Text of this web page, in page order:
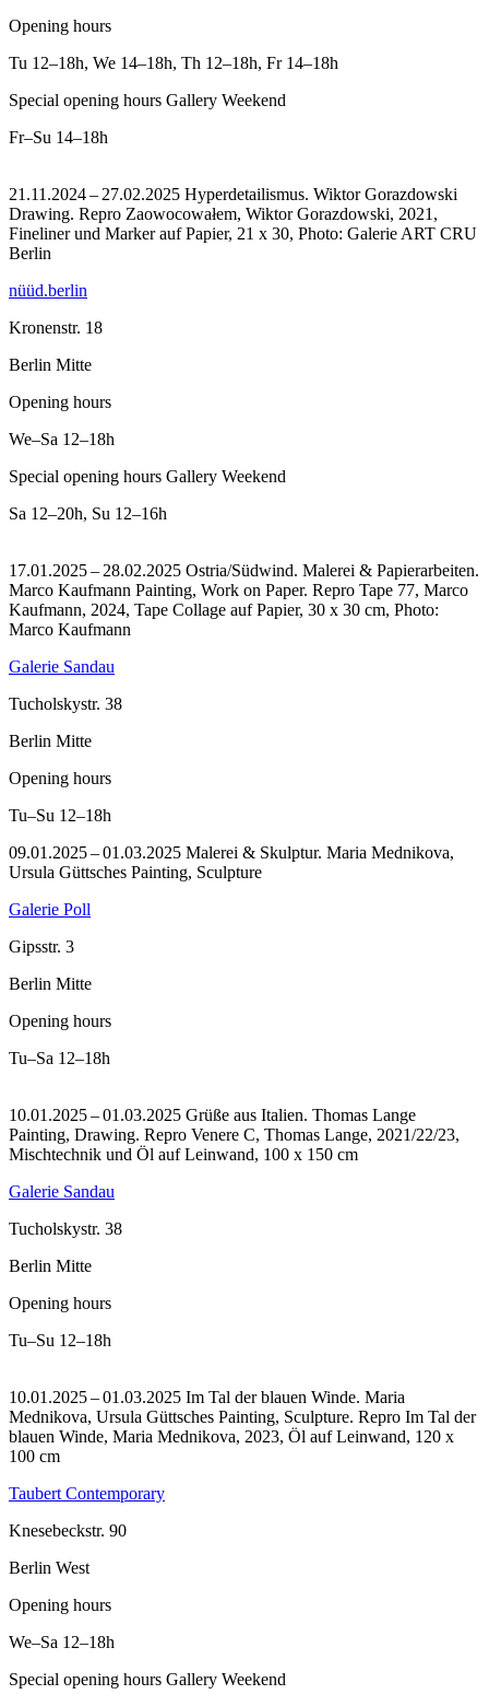
Opening hours
Tu 12–18h, We 14–18h, Th 12–18h, Fr 14–18h
Special opening hours Gallery Weekend
Fr–Su 14–18h
21.11.2024 – 27.02.2025 Hyperdetailismus. Wiktor Gorazdowski
Drawing. Repro Zaowocowałem, Wiktor Gorazdowski, 2021,
Fineliner und Marker auf Papier, 21 x 30, Photo: Galerie ART CRU
Berlin
nüüd.berlin
Kronenstr. 18
Berlin Mitte
Opening hours
We–Sa 12–18h
Special opening hours Gallery Weekend
Sa 12–20h, Su 12–16h
17.01.2025 – 28.02.2025 Ostria/Südwind. Malerei & Papierarbeiten.
Marco Kaufmann Painting, Work on Paper. Repro Tape 77, Marco
Kaufmann, 2024, Tape Collage auf Papier, 30 x 30 cm, Photo:
Marco Kaufmann
Galerie Sandau
Tucholskystr. 38
Berlin Mitte
Opening hours
Tu–Su 12–18h
09.01.2025 – 01.03.2025 Malerei & Skulptur. Maria Mednikova,
Ursula Güttsches Painting, Sculpture
Galerie Poll
Gipsstr. 3
Berlin Mitte
Opening hours
Tu–Sa 12–18h
10.01.2025 – 01.03.2025 Grüße aus Italien. Thomas Lange
Painting, Drawing. Repro Venere C, Thomas Lange, 2021/22/23,
Mischtechnik und Öl auf Leinwand, 100 x 150 cm
Galerie Sandau
Tucholskystr. 38
Berlin Mitte
Opening hours
Tu–Su 12–18h
10.01.2025 – 01.03.2025 Im Tal der blauen Winde. Maria
Mednikova, Ursula Güttsches Painting, Sculpture. Repro Im Tal der
blauen Winde, Maria Mednikova, 2023, Öl auf Leinwand, 120 x
100 cm
Taubert Contemporary
Knesebeckstr. 90
Berlin West
Opening hours
We–Sa 12–18h
Special opening hours Gallery Weekend